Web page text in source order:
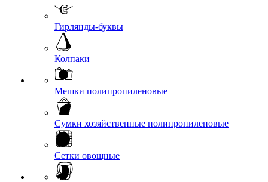
Гирлянды-буквы
Колпаки
Мешки полипропиленовые
Сумки хозяйственные полипропиленовые
Сетки овощные